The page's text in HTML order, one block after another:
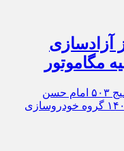
آزادسازی
مگاموتور